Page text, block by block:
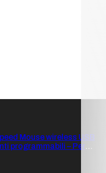
Mouse wireless USB
programmabili – Per